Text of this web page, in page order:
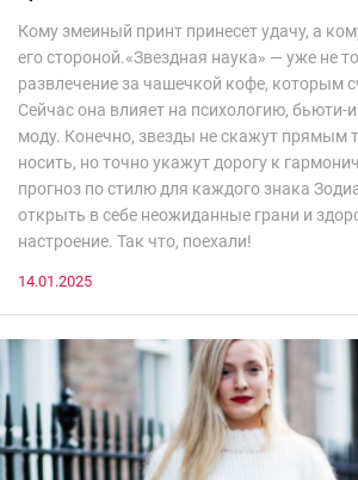
Кому змеиный принт принесет удачу, а
его стороной.«Звездная наука» — уже не
развлечение за чашечкой кофе, которым
Сейчас она влияет на психологию, бьюти-
моду. Конечно, звезды не скажут прямым
носить, но точно укажут дорогу к
прогноз по стилю для каждого знака
открыть в себе неожиданные грани и
настроение. Так что, поехали!
14.01.2025